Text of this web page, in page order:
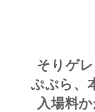
そりゲ
ぷぷら、
入場料